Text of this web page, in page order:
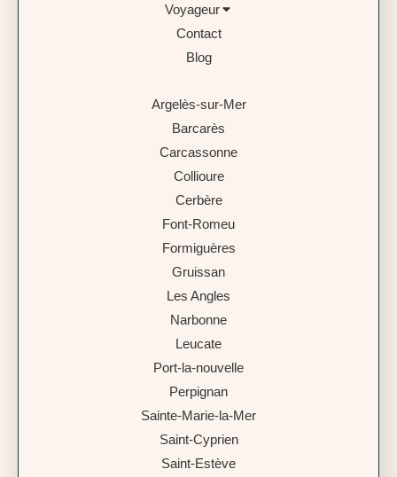
Voyageur
Contact
Blog
Argelès-sur-Mer
Barcarès
Carcassonne
Collioure
Cerbère
Font-Romeu
Formiguères
Gruissan
Les Angles
Narbonne
Leucate
Port-la-nouvelle
Perpignan
Sainte-Marie-la-Mer
Saint-Cyprien
Saint-Estève